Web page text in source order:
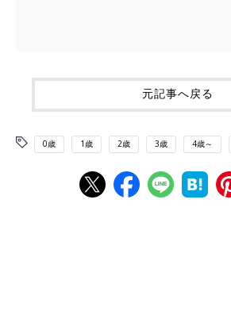
元記事へ戻る
0歳 1歳 2歳 3歳 4歳～